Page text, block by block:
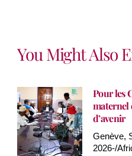
You Might Also
Pour les
maternel
d’avenir
Genève,
2026-/